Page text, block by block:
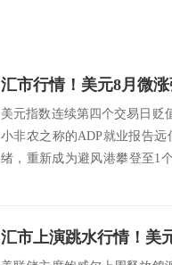
美元指数连续第四个交易日贬
小非农之称的ADP就业报告
绪，重新成为避风港攀登至1